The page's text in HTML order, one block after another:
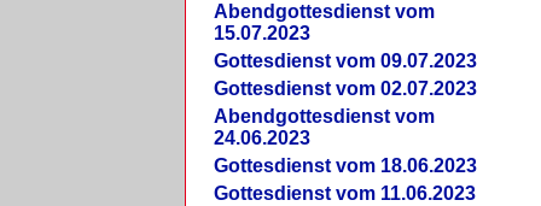
Abendgottesdienst vom
15.07.2023
Gottesdienst vom 09.07.2023
Gottesdienst vom 02.07.2023
Abendgottesdienst vom
24.06.2023
Gottesdienst vom 18.06.2023
Gottesdienst vom 11.06.2023